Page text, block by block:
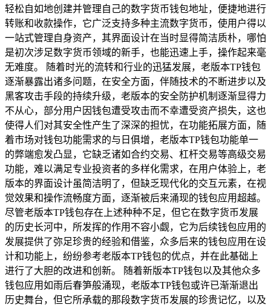
轻松自如地创建并管理自己的数字货币钱包地址，便捷地进行
转账和收款操作，它广泛支持多种主流数字货币，使用户得以
一站式管理自身资产，其界面设计在当时显得简洁质朴，哪怕
是初次涉足数字货币领域的新手，也能迅速上手，操作起来毫
无难度。 随着时光的流转和行业的迅猛发展，老版本TP钱包
逐渐暴露出诸多问题，在安全方面，伴随技术的不断进步以及
黑客攻击手段的持续升级，老版本的安全防护机制逐渐显得力
不从心，部分用户因钱包遭受攻击而不幸遭受资产损失，这也
使得人们对其安全性产生了深深的担忧，在功能拓展方面，随
着市场对钱包功能需求的与日俱增，老版本TP钱包功能单一
的弊端愈发凸显，它缺乏诸如合约交易、杠杆交易等高级交易
功能，难以满足专业投资者的多样化需求，在用户体验上，老
版本的界面设计虽简洁明了，但缺乏现代化的交互元素，在视
觉效果和操作流畅度方面，逐渐被后来涌现的钱包应用超越。
尽管老版本TP钱包存在上述种种不足，但它在数字货币发展
的历史长河中，所发挥的作用不容小觑，它为后续钱包应用的
发展提供了弥足珍贵的经验和借鉴，众多后来的钱包应用在设
计和功能上，纷纷参考老版本TP钱包的优点，并在此基础上
进行了大胆的改进和创新。 随着新版本TP钱包以及其他众多
钱包应用如雨后春笋般涌现，老版本TP钱包或许已渐渐退出
历史舞台，但它所承载的那段数字货币发展的珍贵记忆，以及